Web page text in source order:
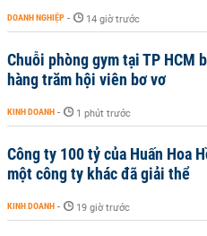
DOANH NGHIỆP - 14 giờ trước
Chuỗi phòng gym tại TP HCM
hàng trăm hội viên bơ vơ
KINH DOANH - 1 phút trước
Công ty 100 tỷ của Huấn Hoa
một công ty khác đã giải thể
KINH DOANH - 19 giờ trước